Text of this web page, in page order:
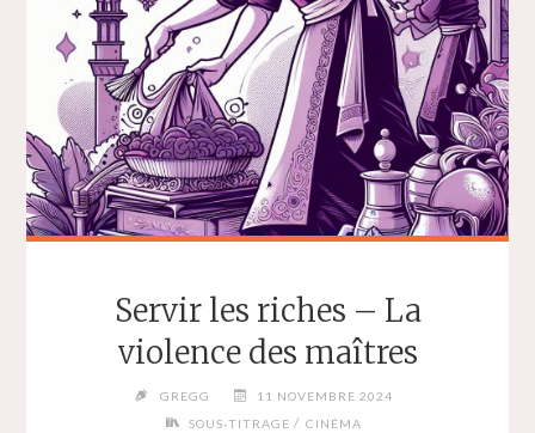
Servir les riches – La
violence des maîtres
GREGG
11 NOVEMBRE 2024
SOUS-TITRAGE / CINÉMA